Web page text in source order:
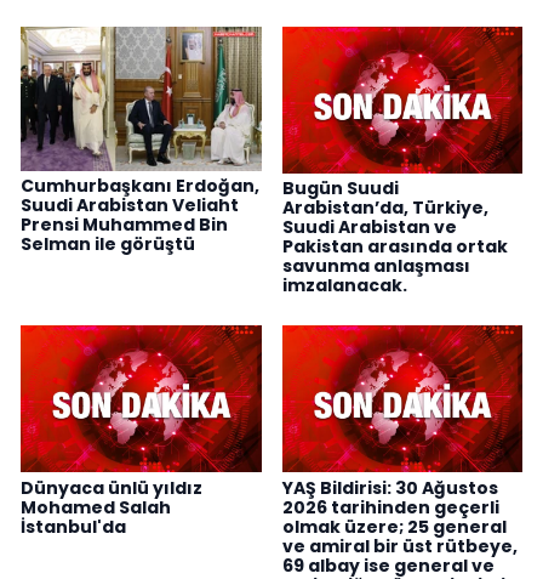
Cumhurbaşkanı Erdoğan,
Suudi Arabistan Veliaht
Prensi Muhammed Bin
Selman ile görüştü
Bugün Suudi
Arabistan’da, Türkiye,
Suudi Arabistan ve
Pakistan arasında ortak
savunma anlaşması
imzalanacak.
Dünyaca ünlü yıldız
Mohamed Salah
İstanbul'da
YAŞ Bildirisi: 30 Ağustos
2026 tarihinden geçerli
olmak üzere; 25 general
ve amiral bir üst rütbeye,
69 albay ise general ve